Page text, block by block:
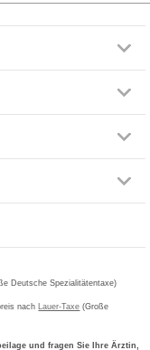
Deutsche Spezialitätentaxe)
nach Lauer-Taxe (Große
und fragen Sie Ihre Ärztin,